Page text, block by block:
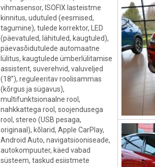
vihmasensor, ISOFIX lasteistme
kinnitus, udutuled (eesmised,
tagumine), tulede korrektor, LED
(päevatuled, lähituled, kaugtuled),
päevasõidutulede automaatne
lülitus, kaugtulede ümberlülitamise
assistent, suverehvid, valuveljed
(18”), reguleeritav roolisammas
(kõrgus ja sügavus),
multifunktsionaalne rool,
nahkkattega rool, soojendusega
rool, stereo (USB pesaga,
originaal), kõlarid, Apple CarPlay,
Android Auto, navigatsiooniseade,
autokompuuter, käed vabad
süsteem, taskud esiistmete